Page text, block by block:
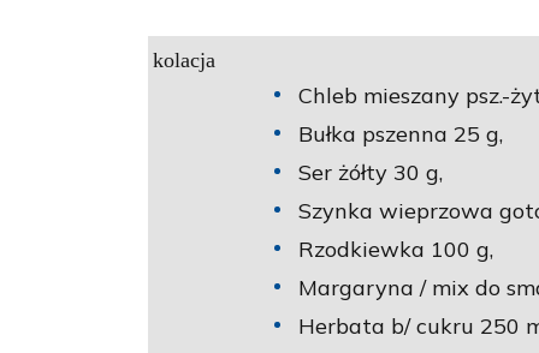
kolacja
Chleb mieszany psz.-
Bułka pszenna 25 g,
Ser żółty 30 g,
Szynka wieprzowa
Rzodkiewka 100 g,
Margaryna / mix do
Herbata b/ cukru 250